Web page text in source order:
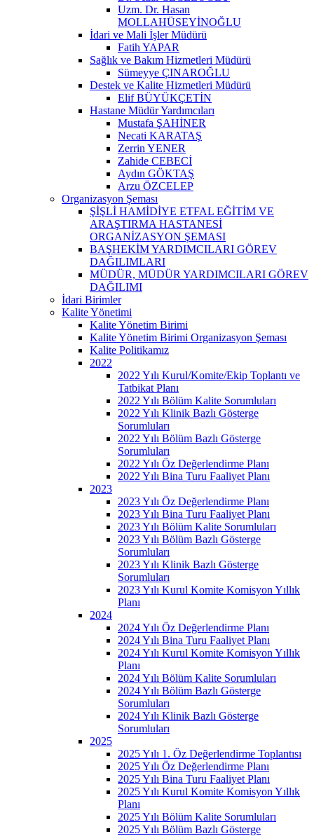
Uzm. Dr. Hasan
MOLLAHÜSEYİNOĞLU
İdari ve Mali İşler Müdürü
Fatih YAPAR
Sağlık ve Bakım Hizmetleri Müdürü
Sümeyye ÇINAROĞLU
Destek ve Kalite Hizmetleri Müdürü
Elif BÜYÜKÇETİN
Hastane Müdür Yardımcıları
Mustafa ŞAHİNER
Necati KARATAŞ
Zerrin YENER
Zahide CEBECİ
Aydın GÖKTAŞ
Arzu ÖZCELEP
Organizasyon Şeması
ŞİŞLİ HAMİDİYE ETFAL EĞİTİM VE
ARAŞTIRMA HASTANESİ
ORGANİZASYON ŞEMASI
BAŞHEKİM YARDIMCILARI GÖREV
DAĞILIMLARI
MÜDÜR, MÜDÜR YARDIMCILARI GÖREV
DAĞILIMI
İdari Birimler
Kalite Yönetimi
Kalite Yönetim Birimi
Kalite Yönetim Birimi Organizasyon Şeması
Kalite Politikamız
2022
2022 Yılı Kurul/Komite/Ekip Toplantı ve
Tatbikat Planı
2022 Yılı Bölüm Kalite Sorumluları
2022 Yılı Klinik Bazlı Gösterge
Sorumluları
2022 Yılı Bölüm Bazlı Gösterge
Sorumluları
2022 Yılı Öz Değerlendirme Planı
2022 Yılı Bina Turu Faaliyet Planı
2023
2023 Yılı Öz Değerlendirme Planı
2023 Yılı Bina Turu Faaliyet Planı
2023 Yılı Bölüm Kalite Sorumluları
2023 Yılı Bölüm Bazlı Gösterge
Sorumluları
2023 Yılı Klinik Bazlı Gösterge
Sorumluları
2023 Yılı Kurul Komite Komisyon Yıllık
Planı
2024
2024 Yılı Öz Değerlendirme Planı
2024 Yılı Bina Turu Faaliyet Planı
2024 Yılı Kurul Komite Komisyon Yıllık
Planı
2024 Yılı Bölüm Kalite Sorumluları
2024 Yılı Bölüm Bazlı Gösterge
Sorumluları
2024 Yılı Klinik Bazlı Gösterge
Sorumluları
2025
2025 Yılı 1. Öz Değerlendirme Toplantısı
2025 Yılı Öz Değerlendirme Planı
2025 Yılı Bina Turu Faaliyet Planı
2025 Yılı Kurul Komite Komisyon Yıllık
Planı
2025 Yılı Bölüm Kalite Sorumluları
2025 Yılı Bölüm Bazlı Gösterge